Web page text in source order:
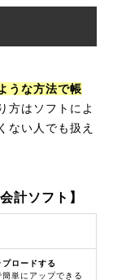
うな方法で帳
方はソフトによ
ない人でも扱え
計ソフト】
ロードする
単にアップできる